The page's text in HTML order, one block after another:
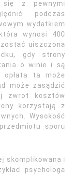
się z pewnymi
podczas
wydatkiem
wynosi 400
uiszczona
gdy strony
o winie i są
ta może
może zasądzić
zwrot kosztów
korzystają z
Wysokość
sporu
skomplikowana i
psychologa